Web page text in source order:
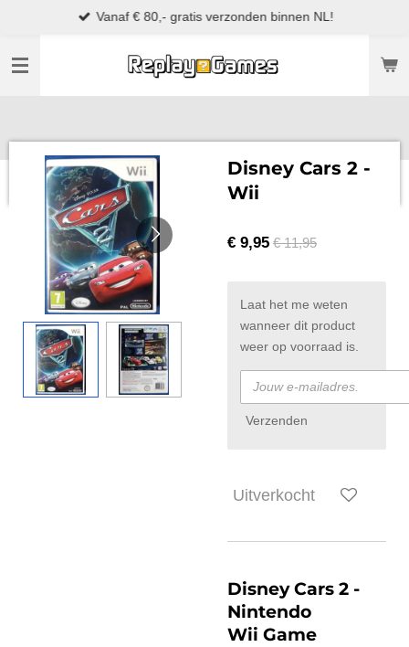
naar
Vanaf € 80,- gratis verzonden binnen NL!
Disney Cars 2 -
Wii
€ 9,95 € 11,95
Laat het me weten
wanneer dit product
weer op voorraad is.
Verzenden
Uitverkocht
Disney Cars 2 -
Nintendo
Wii Game